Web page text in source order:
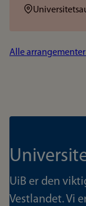
Sted:
Alle arrangementer
UiB er den
Vestlandet. Vi